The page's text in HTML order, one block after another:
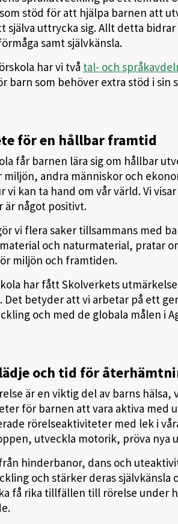
stöd för att hjälpa barnen att
själva uttrycka sig. Allt detta
samt självkänsla.
har vi två tal- och
barn som behöver extra stöd i sin
för en hållbar framtid
får barnen lära sig om hållbar
miljön, andra människor och
vi kan ta hand om vår värld. Vi
är något positivt.
vi flera saker tillsammans med
och naturmaterial, pratar
miljön och framtiden.
har fått Skolverkets
. Det betyder att vi arbetar på ett
och med de globala målen i
och tid för
är en viktig del av barns
för barnen att vara aktiva med
rörelseaktiviteter med lek i
utveckla motorik, pröva nya
hinderbanor, dans och
och stärker deras
få rika tillfällen till rörelse under